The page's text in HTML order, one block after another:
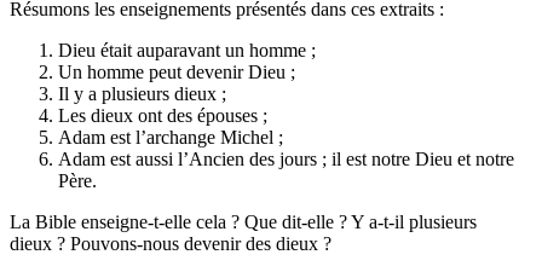
Résumons les enseignements présentés dans ces extraits :
Dieu était auparavant un homme ;
Un homme peut devenir Dieu ;
Il y a plusieurs dieux ;
Les dieux ont des épouses ;
Adam est l’archange Michel ;
Adam est aussi l’Ancien des jours ; il est notre Dieu et notre
Père.
La Bible enseigne-t-elle cela ? Que dit-elle ? Y a-t-il plusieurs
dieux ? Pouvons-nous devenir des dieux ?